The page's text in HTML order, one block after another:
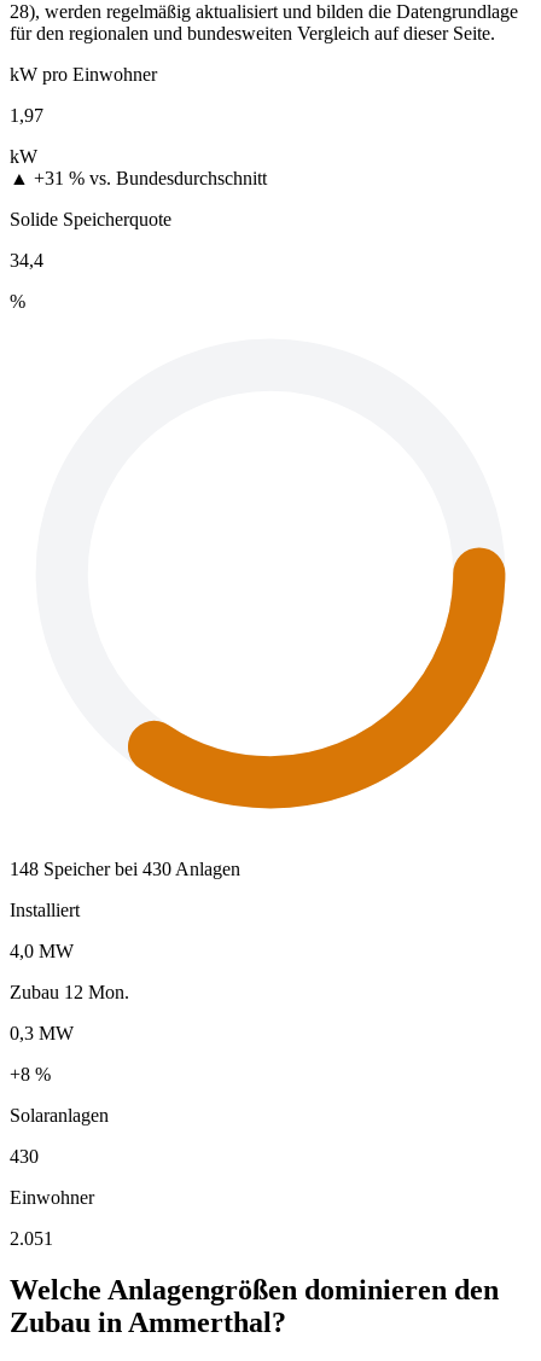
28), werden regelmäßig aktualisiert und bilden die Datengrundlage
für den regionalen und bundesweiten Vergleich auf dieser Seite.
kW pro Einwohner
1,97
kW
▲ +31 % vs. Bundesdurchschnitt
Solide Speicherquote
34,4
%
148 Speicher bei 430 Anlagen
Installiert
4,0 MW
Zubau 12 Mon.
0,3 MW
+8 %
Solaranlagen
430
Einwohner
2.051
Welche Anlagengrößen dominieren den
Zubau in Ammerthal?